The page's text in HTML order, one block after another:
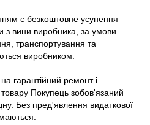
є безкоштовне усунення
з вини виробника, за умови
транспортування та
виробником.
гарантійний ремонт і
Покупець зобов'язаний
Без пред'явлення видаткової